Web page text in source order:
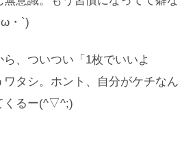
ω・`)
、ついつい「1枚でいいよ
タシ。ホント、自分がケチなん
くるー(^▽^;)